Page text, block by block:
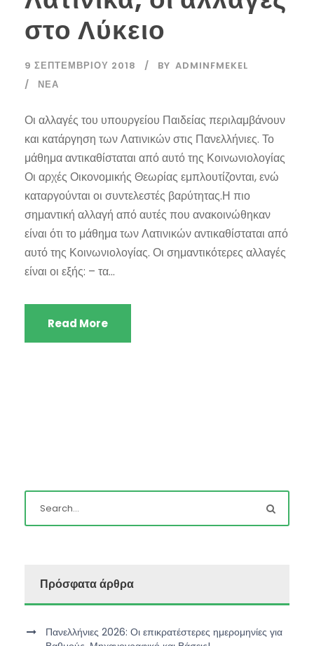
στο Λύκειο
9 ΣΕΠΤΕΜΒΡΊΟΥ 2018 BY ADMINFMEKEL
ΝΈΑ
Οι αλλαγές του υπουργείου Παιδείας περιλαμβάνουν
και κατάργηση των Λατινικών στις Πανελλήνιες. Το
μάθημα αντικαθίσταται από αυτό της Κοινωνιολογίας
Οι αρχές Οικονομικής Θεωρίας εμπλουτίζονται, ενώ
καταργούνται οι συντελεστές βαρύτητας.Η πιο
σημαντική αλλαγή από αυτές που ανακοινώθηκαν
είναι ότι το μάθημα των Λατινικών αντικαθίσταται από
αυτό της Κοινωνιολογίας. Οι σημαντικότερες αλλαγές
είναι οι εξής: – τα...
Read More
Πρόσφατα άρθρα
Πανελλήνιες 2026: Οι επικρατέστερες ημερομηνίες για